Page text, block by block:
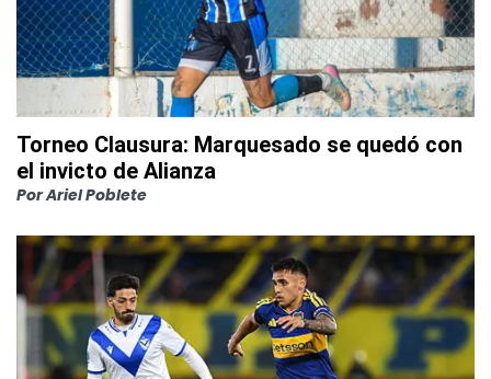
Torneo Clausura: Marquesado se quedó con
el invicto de Alianza
PorAriel Poblete